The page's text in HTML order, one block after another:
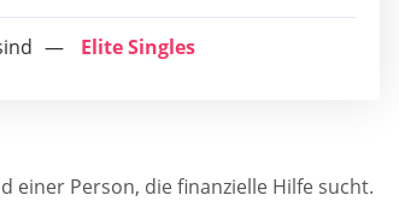
Elite Singles
einer Person, die finanzielle Hilfe sucht.